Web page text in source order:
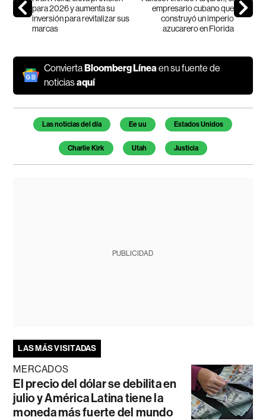
para 2026 y aumenta su
inversión para revitalizar sus
marcas
empresario cubano que
construyó un imperio
azucarero en Florida
ConviertaBloomberg Línea en su fuente de
noticiasaquí
Temas de este artículo
Las noticias del día Ee uu Estados Unidos
Charlie Kirk Utah Justicia
PUBLICIDAD
LAS MÁS VISITADAS
MERCADOS
El precio del dólar se debilita en
julio y América Latina tiene la
moneda más fuerte del mundo